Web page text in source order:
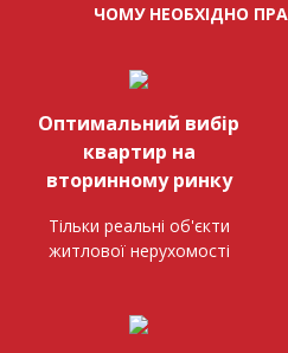
ЧОМУ НЕОБХІДНО
Оптимальний вибір
квартир на
вторинному ринку
Тільки реальні об'єкти
житлової нерухомості